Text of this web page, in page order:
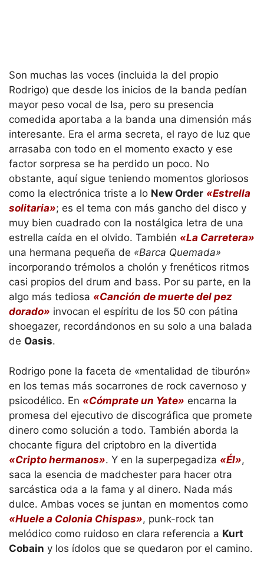
Son muchas las voces (incluida la del propio
Rodrigo) que desde los inicios de la banda pedían
mayor peso vocal de Isa, pero su presencia
comedida aportaba a la banda una dimensión más
interesante. Era el arma secreta, el rayo de luz que
arrasaba con todo en el momento exacto y ese
factor sorpresa se ha perdido un poco. No
obstante, aquí sigue teniendo momentos gloriosos
como la electrónica triste a lo New Order «Estrella
solitaria»; es el tema con más gancho del disco y
muy bien cuadrado con la nostálgica letra de una
estrella caída en el olvido. También «La Carretera»
una hermana pequeña de «Barca Quemada»
incorporando trémolos a cholón y frenéticos ritmos
casi propios del drum and bass. Por su parte, en la
algo más tediosa «Canción de muerte del pez
dorado» invocan el espíritu de los 50 con pátina
shoegazer, recordándonos en su solo a una balada
de Oasis.
Rodrigo pone la faceta de «mentalidad de tiburón»
en los temas más socarrones de rock cavernoso y
psicodélico. En «Cómprate un Yate» encarna la
promesa del ejecutivo de discográfica que promete
dinero como solución a todo. También aborda la
chocante figura del criptobro en la divertida
«Cripto hermanos». Y en la superpegadiza «Él»,
saca la esencia de madchester para hacer otra
sarcástica oda a la fama y al dinero. Nada más
dulce. Ambas voces se juntan en momentos como
«Huele a Colonia Chispas», punk-rock tan
melódico como ruidoso en clara referencia a Kurt
Cobain y los ídolos que se quedaron por el camino.